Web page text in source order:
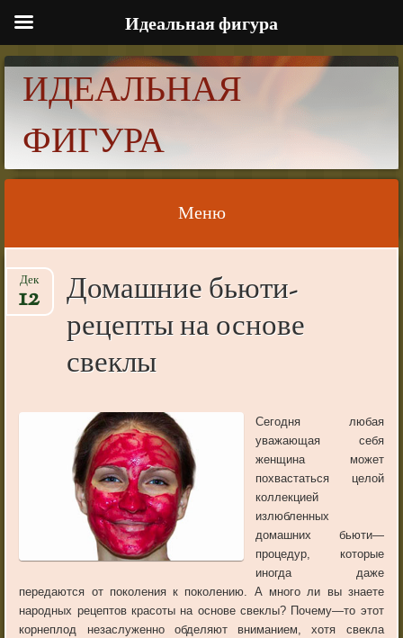
ИДЕАЛЬНАЯ
ФИГУРА
Меню
Skip to content
Домашние бьюти-
рецепты на основе
свеклы
Дек
12
Сегодня
любая
уважающая
себя
женщина
может
похвастаться
целой
коллекцией
излюбленных
домашних
бьюти—
процедур, которые
иногда
даже
передаются от поколения к поколению. А много ли вы знаете
народных рецептов красоты на основе свеклы? Почему—то этот
корнеплод
незаслуженно обделяют вниманием,хотя
свекла
Идеальная фигура